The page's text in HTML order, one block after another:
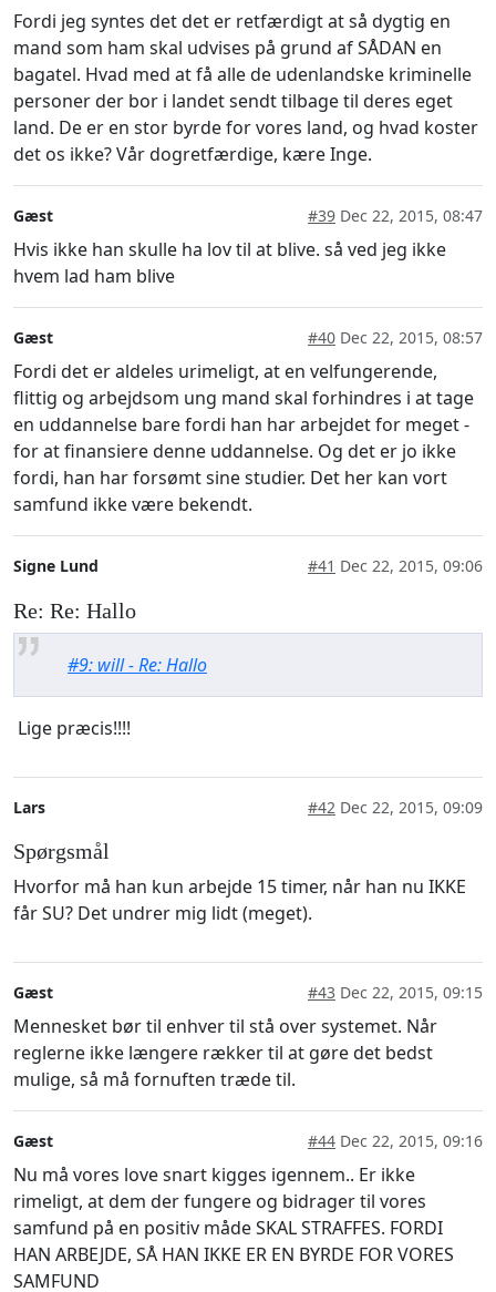
Fordi jeg syntes det det er retfærdigt at så dygtig en
mand som ham skal udvises på grund af SÅDAN en
bagatel. Hvad med at få alle de udenlandske kriminelle
personer der bor i landet sendt tilbage til deres eget
land. De er en stor byrde for vores land, og hvad koster
det os ikke? Vår dogretfærdige, kære Inge.
Gæst #39 Dec 22, 2015, 08:47
Hvis ikke han skulle ha lov til at blive. så ved jeg ikke
hvem lad ham blive
Gæst #40 Dec 22, 2015, 08:57
Fordi det er aldeles urimeligt, at en velfungerende,
flittig og arbejdsom ung mand skal forhindres i at tage
en uddannelse bare fordi han har arbejdet for meget -
for at finansiere denne uddannelse. Og det er jo ikke
fordi, han har forsømt sine studier. Det her kan vort
samfund ikke være bekendt.
Signe Lund #41 Dec 22, 2015, 09:06
Re: Re: Hallo
#9: will - Re: Hallo
Lige præcis!!!!
Lars #42 Dec 22, 2015, 09:09
Spørgsmål
Hvorfor må han kun arbejde 15 timer, når han nu IKKE
får SU? Det undrer mig lidt (meget).
Gæst #43 Dec 22, 2015, 09:15
Mennesket bør til enhver til stå over systemet. Når
reglerne ikke længere rækker til at gøre det bedst
mulige, så må fornuften træde til.
Gæst #44 Dec 22, 2015, 09:16
Nu må vores love snart kigges igennem.. Er ikke
rimeligt, at dem der fungere og bidrager til vores
samfund på en positiv måde SKAL STRAFFES. FORDI
HAN ARBEJDE, SÅ HAN IKKE ER EN BYRDE FOR VORES
SAMFUND